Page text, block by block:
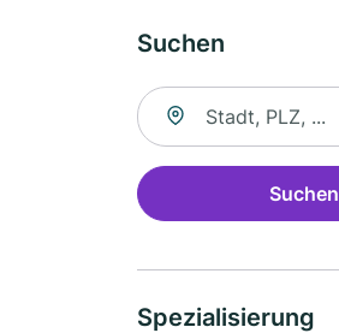
Suchen
Suche nach Ort
Suchen
Spezialisierung